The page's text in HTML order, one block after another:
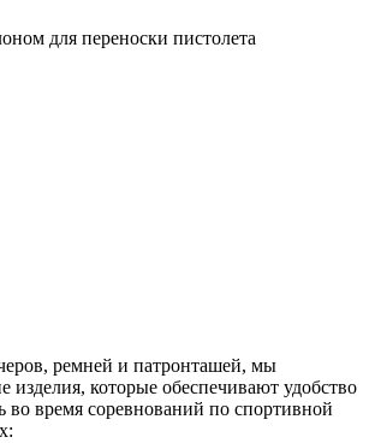
ремней и патронташей, мы
изделия, которые обеспечивают удобство
во время соревнований по спортивной